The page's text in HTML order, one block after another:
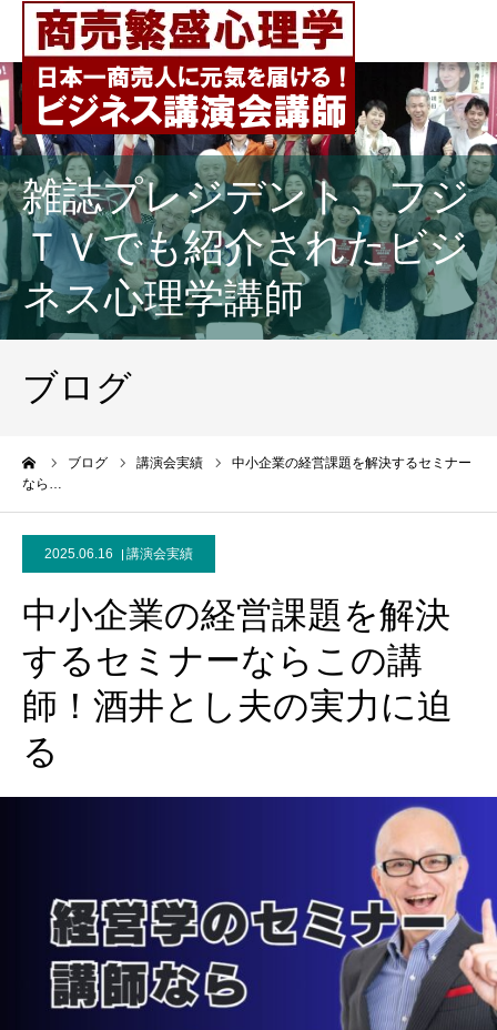
雑誌プレジデント、フジ
ＴＶでも紹介されたビジ
ネス心理学講師
ブログ
ブログ 講演会実績
中小企業の経営課題を解決するセミナー
なら…
2025.06.16 講演会実績
中小企業の経営課題を解決
するセミナーならこの講
師！酒井とし夫の実力に迫
る